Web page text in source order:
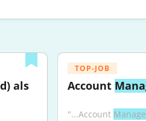
als
TOP-JOB
Account
"...Account